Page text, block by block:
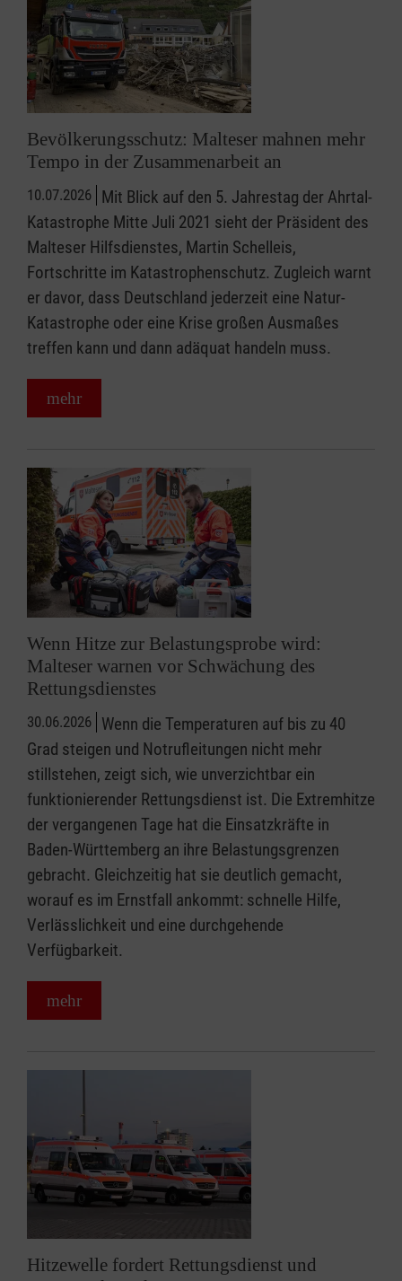
Bevölkerungsschutz: Malteser mahnen mehr
Tempo in der Zusammenarbeit an
10.07.2026 Mit Blick auf den 5. Jahrestag der Ahrtal-
Katastrophe Mitte Juli 2021 sieht der Präsident des
Malteser Hilfsdienstes, Martin Schelleis,
Fortschritte im Katastrophenschutz. Zugleich warnt
er davor, dass Deutschland jederzeit eine Natur-
Katastrophe oder eine Krise großen Ausmaßes
treffen kann und dann adäquat handeln muss.
mehr
Wenn Hitze zur Belastungsprobe wird:
Malteser warnen vor Schwächung des
Rettungsdienstes
30.06.2026 Wenn die Temperaturen auf bis zu 40
Grad steigen und Notrufleitungen nicht mehr
stillstehen, zeigt sich, wie unverzichtbar ein
funktionierender Rettungsdienst ist. Die Extremhitze
der vergangenen Tage hat die Einsatzkräfte in
Baden-Württemberg an ihre Belastungsgrenzen
gebracht. Gleichzeitig hat sie deutlich gemacht,
worauf es im Ernstfall ankommt: schnelle Hilfe,
Verlässlichkeit und eine durchgehende
Verfügbarkeit.
mehr
Hitzewelle fordert Rettungsdienst und